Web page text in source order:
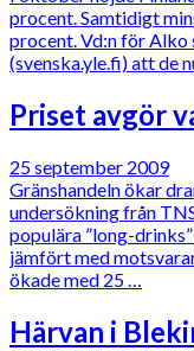
procent. Samtidigt
procent. Vd:n för Alko
(svenska.yle.fi) att de
Priset avgör
25 september 2009
Gränshandeln ökar
undersökning från
populära ”long-
jämfört med
ökade med 25 …
Härvan i